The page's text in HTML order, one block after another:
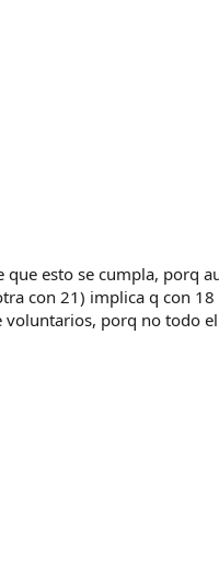
esto se cumpla, porq
con 21) implica q con
voluntarios, porq no todo